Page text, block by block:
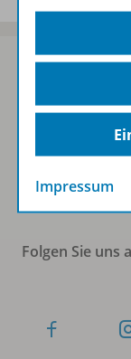
Sofort
Folgen Sie uns
Impressum